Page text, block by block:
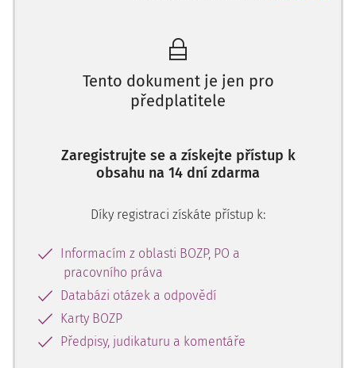
Tento dokument je jen pro
předplatitele
Zaregistrujte se a získejte přístup k
obsahu na 14 dní zdarma
Díky registraci získáte přístup k:
Informacím z oblasti BOZP, PO a
pracovního práva
Databázi otázek a odpovědí
Karty BOZP
Předpisy, judikaturu a komentáře